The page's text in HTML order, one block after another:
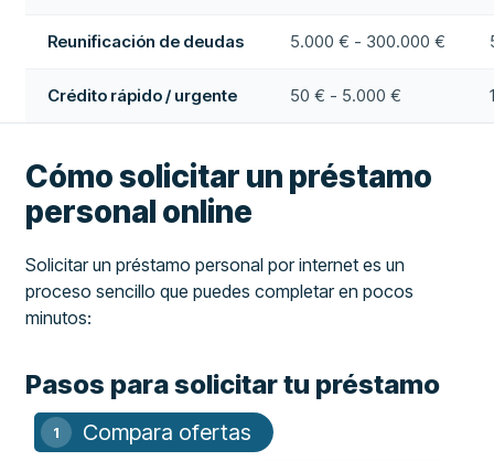
Reunificación de deudas 5.000 € - 300.000 €
Crédito rápido / urgente 50 € - 5.000 €
Cómo solicitar un préstamo
personal online
Solicitar un préstamo personal por internet es un
proceso sencillo que puedes completar en pocos
minutos:
Pasos para solicitar tu préstamo
Compara ofertas